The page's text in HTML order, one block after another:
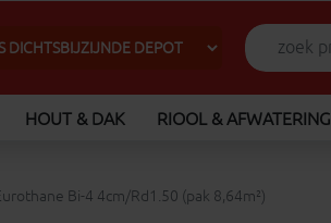
HOUT & DAK RIOOL & AFWATERING
Bi-4 4cm/Rd1.50 (pak 8,64m²)